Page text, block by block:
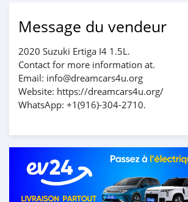
Message du vendeur
2020 Suzuki Ertiga I4 1.5L.
Contact for more information at.
Email: info@dreamcars4u.org
Website: https://dreamcars4u.org/
WhatsApp: ‪+1(916)-304-2710‬.